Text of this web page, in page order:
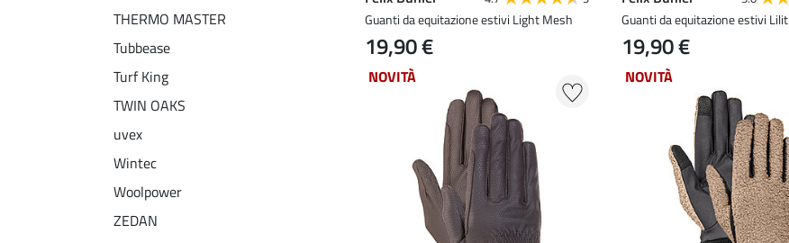
THERMO MASTER
Tubbease
Turf King
TWIN OAKS
uvex
Wintec
Woolpower
ZEDAN
Guanti da equitazione estivi Light Mesh
19,90 €
Guanti da equitazione estivi
19,90 €
NOVITÀ NOVITÀ